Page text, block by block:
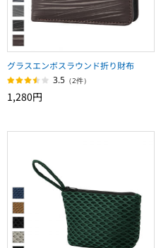
グラスエンボスラウンド折り財布
3.5 （2件）
1,280円